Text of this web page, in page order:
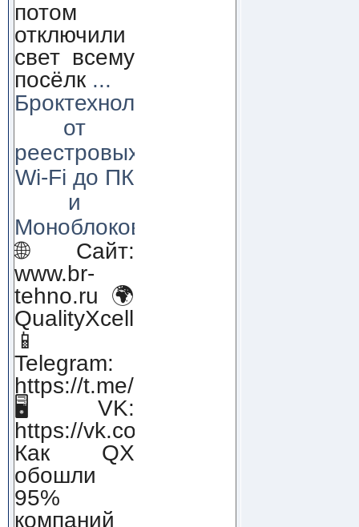
потом
отключили
свет всему
посёлк ...
Броктехнолоджи:
от
реестровых
Wi-Fi до ПК
и
Моноблоков!
🌐 Сайт:
www.br-
tehno.ru 🌍
QualityXcellence.ru
📱
Telegram:
https://t.me/qx_lab_IT
🖥 VK:
https://vk.com/qualityxcellenc
Как QX
обошли
95%
компаний